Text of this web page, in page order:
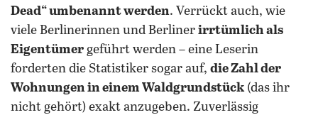
Dead“ umbenannt werden. Verrückt auch, wie
viele Berlinerinnen und Berliner irrtümlich als
Eigentümer geführt werden – eine Leserin
forderten die Statistiker sogar auf, die Zahl der
Wohnungen in einem Waldgrundstück(das ihr
nicht gehört) exakt anzugeben. Zuverlässig